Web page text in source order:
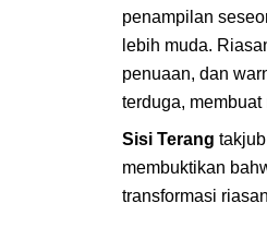
penampilan
lebih muda.
penuaan, dan
terduga,
Sisi Terang
membuktikan
transformasi